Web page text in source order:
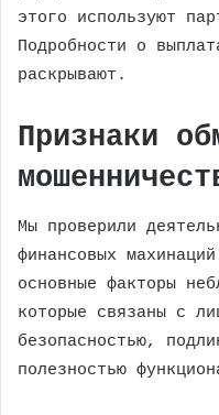
этого используют
Подробности о
раскрывают.
Признаки
Мы проверили
финансовых
основные факторы
которые связаны с
безопасностью,
полезностью